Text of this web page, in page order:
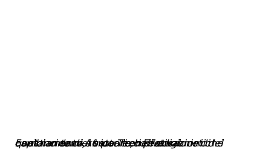
Esplora i temi, i settori e i protagonisti del cambiamento e trova le conversazioni che contano davvero per te, nell’edizione di quest’anno di Africa Tech Festival.